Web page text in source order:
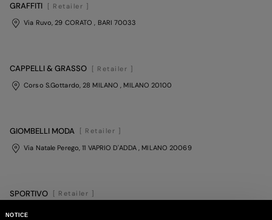
NOTICE
GRAFFITI
[ Retailer ]
Via Ruvo, 29 CORATO, BARI 70033
CAPPELLI & GRASSO
[ Retailer ]
Corso S.Gottardo, 28 MILANO, MILANO 20100
GIOMBELLI MODA
[ Retailer ]
Via Natale Perego, 11 VAPRIO D'ADDA, MILANO 20069
SPORTIVO
[ Retailer ]